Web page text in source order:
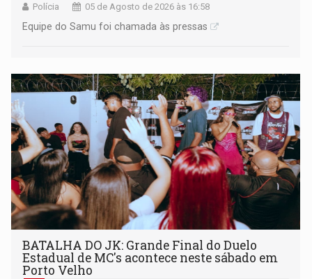
Polícia 05 de Agosto de 2026 às 16:58
Equipe do Samu foi chamada às pressas
BATALHA DO JK: Grande Final do Duelo
Estadual de MC's acontece neste sábado em
Porto Velho